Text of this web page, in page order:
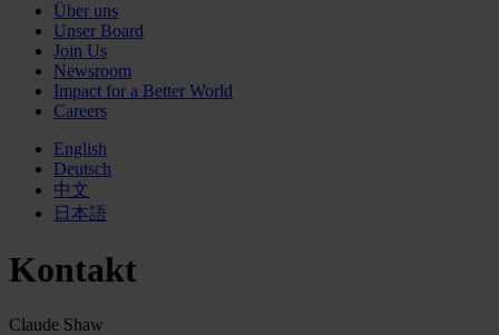
Über uns
Unser Board
Join Us
Newsroom
Impact for a Better World
Careers
English
Deutsch
中文
日本語
Kontakt
Claude Shaw